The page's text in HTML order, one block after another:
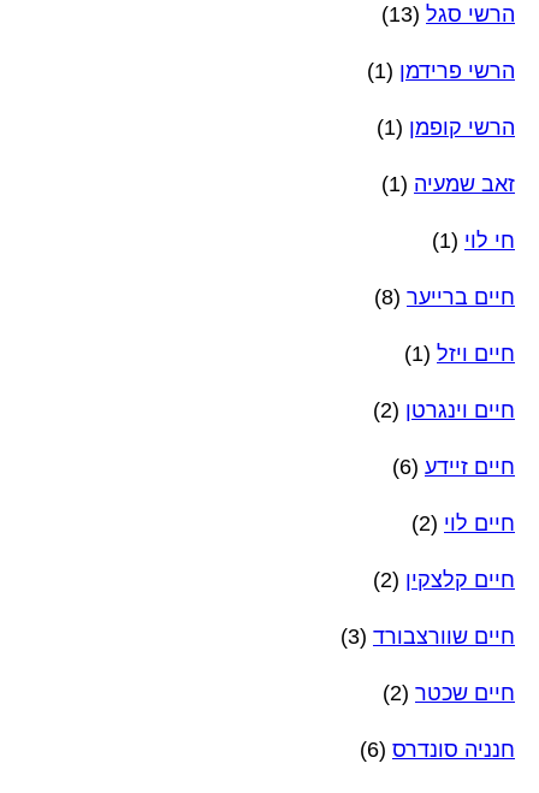
הרשי סגל (13)
הרשי פרידמן (1)
הרשי קופמן (1)
זאב שמעיה (1)
חי לוי (1)
חיים ברייער (8)
חיים ויזל (1)
חיים וינגרטן (2)
חיים זיידע (6)
חיים לוי (2)
חיים קלצקין (2)
חיים שוורצבורד (3)
חיים שכטר (2)
חנניה סונדרס (6)